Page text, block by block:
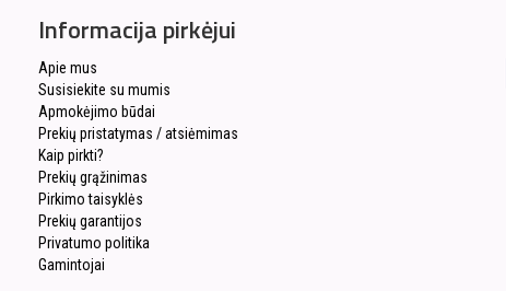
Informacija pirkėjui
Apie mus
Susisiekite su mumis
Apmokėjimo būdai
Prekių pristatymas / atsiėmimas
Kaip pirkti?
Prekių grąžinimas
Pirkimo taisyklės
Prekių garantijos
Privatumo politika
Gamintojai